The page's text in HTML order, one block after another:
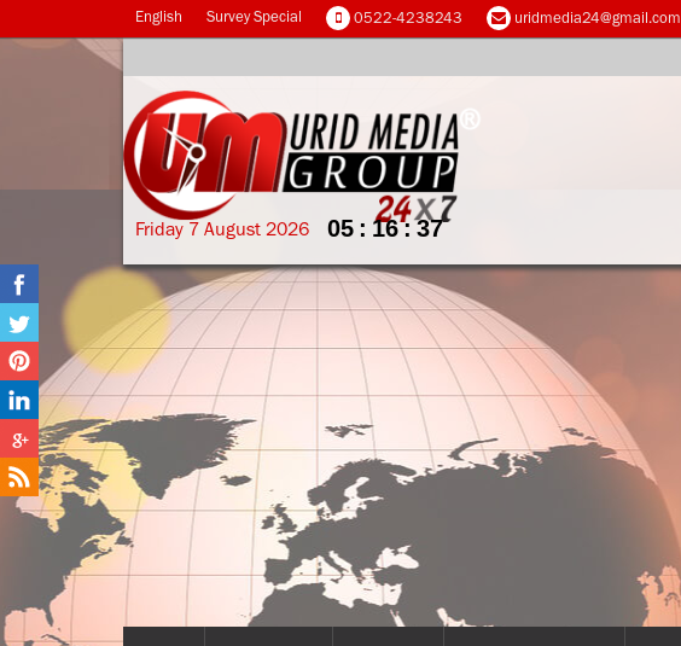
English Survey Special 0522-4238243 uridmedia24@gmail.com
Friday 7 August 2026 05 : 16: 38